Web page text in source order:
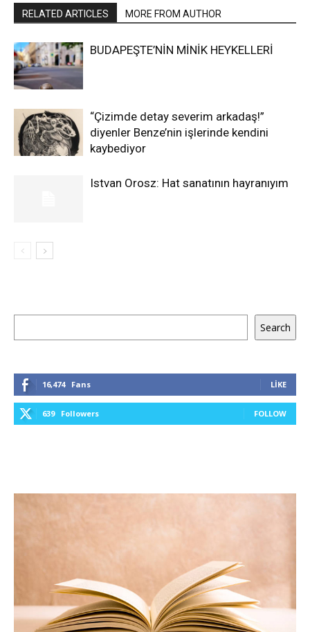
RELATED ARTICLES MORE FROM AUTHOR
BUDAPEŞTE’NİN MİNİK HEYKELLERİ
“Çizimde detay severim arkadaş!”
diyenler Benze’nin işlerinde kendini
kaybediyor
Istvan Orosz: Hat sanatının hayranıyım
Search
16,474 Fans LIKE
639 Followers FOLLOW